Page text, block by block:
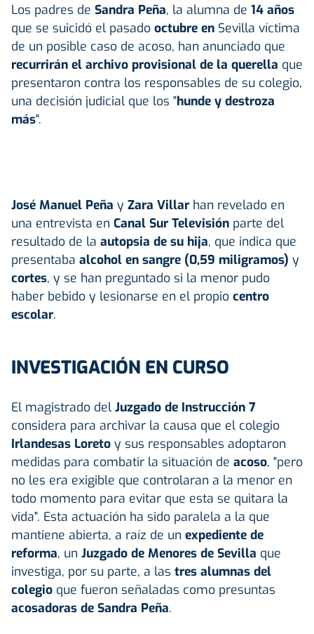
Los padres de Sandra Peña, la alumna de 14 años
que se suicidó el pasado octubre en Sevilla víctima
de un posible caso de acoso, han anunciado que
recurrirán el archivo provisional de la querella que
presentaron contra los responsables de su colegio,
una decisión judicial que los "hunde y destroza
más".
José Manuel Peña y Zara Villar han revelado en
una entrevista en Canal Sur Televisión parte del
resultado de la autopsia de su hija, que indica que
presentaba alcohol en sangre (0,59 miligramos) y
cortes, y se han preguntado si la menor pudo
haber bebido y lesionarse en el propio centro
escolar.
INVESTIGACIÓN EN CURSO
El magistrado del Juzgado de Instrucción 7
considera para archivar la causa que el colegio
Irlandesas Loreto y sus responsables adoptaron
medidas para combatir la situación de acoso, "pero
no les era exigible que controlaran a la menor en
todo momento para evitar que esta se quitara la
vida". Esta actuación ha sido paralela a la que
mantiene abierta, a raíz de un expediente de
reforma, un Juzgado de Menores de Sevilla que
investiga, por su parte, a las tres alumnas del
colegio que fueron señaladas como presuntas
acosadoras de Sandra Peña.